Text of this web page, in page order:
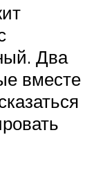
Два
вместе